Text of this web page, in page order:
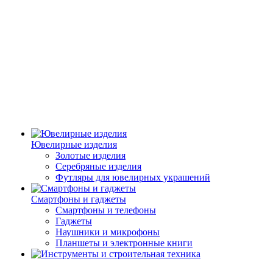
Ювелирные изделия
Золотые изделия
Серебряные изделия
Футляры для ювелирных украшений
Смартфоны и гаджеты
Смартфоны и телефоны
Гаджеты
Наушники и микрофоны
Планшеты и электронные книги